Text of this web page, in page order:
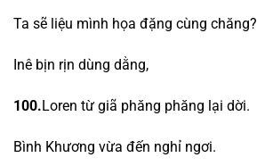
Ta sẽ liệu mình họa đặng cùng chăng?
Inê bịn rịn dùng dằng,
100.Loren từ giã phăng phăng lại dời.
Bình Khương vừa đến nghỉ ngơi.